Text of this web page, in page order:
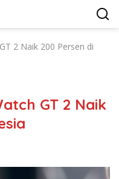
2 Naik 200 Persen di
GT 2 Naik